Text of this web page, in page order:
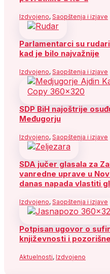
Izdvojeno, Saopštenja i izjave
Parlamentarci su
kad je bilo najvažnije
Izdvojeno, Saopštenja i izjave
SDP BiH najoštrije
Međugorju
Izdvojeno, Saopštenja i izjave
SDA jučer glasala za
vanredne uprave u
danas napada vlastiti
Izdvojeno, Saopštenja i izjave
Potpisan ugovor o
književnosti i
Aktuelnosti, Izdvojeno